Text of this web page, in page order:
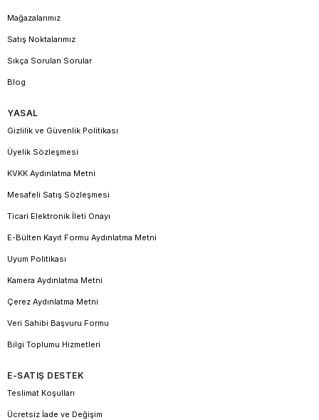
Mağazalarımız
Satış Noktalarımız
Sıkça Sorulan Sorular
Blog
YASAL
Gizlilik ve Güvenlik Politikası
Üyelik Sözleşmesi
KVKK Aydınlatma Metni
Mesafeli Satış Sözleşmesi
Ticari Elektronik İleti Onayı
E-Bülten Kayıt Formu Aydınlatma Metni
Uyum Politikası
Kamera Aydınlatma Metni
Çerez Aydınlatma Metni
Veri Sahibi Başvuru Formu
Bilgi Toplumu Hizmetleri
E-SATIŞ DESTEK
Teslimat Koşulları
Ücretsiz İade ve Değişim